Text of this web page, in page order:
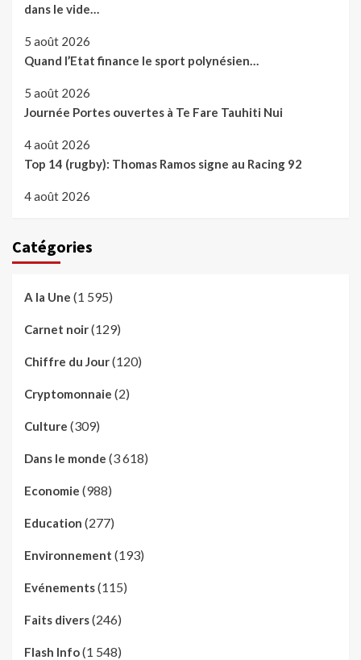
dans le vide…
5 août 2026
Quand l’Etat finance le sport polynésien…
5 août 2026
Journée Portes ouvertes à Te Fare Tauhiti Nui
4 août 2026
Top 14 (rugby): Thomas Ramos signe au Racing 92
4 août 2026
Catégories
A la Une (1 595)
Carnet noir(129)
Chiffre du Jour(120)
Cryptomonnaie (2)
Culture (309)
Dans le monde (3 618)
Economie (988)
Education (277)
Environnement (193)
Evénements(115)
Faits divers(246)
Flash Info(1 548)